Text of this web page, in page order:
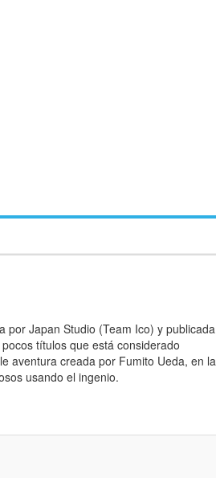
por Japan Studio (Team Ico) y publicada
títulos que está considerado
aventura creada por Fumito Ueda, en la
usando el ingenio.